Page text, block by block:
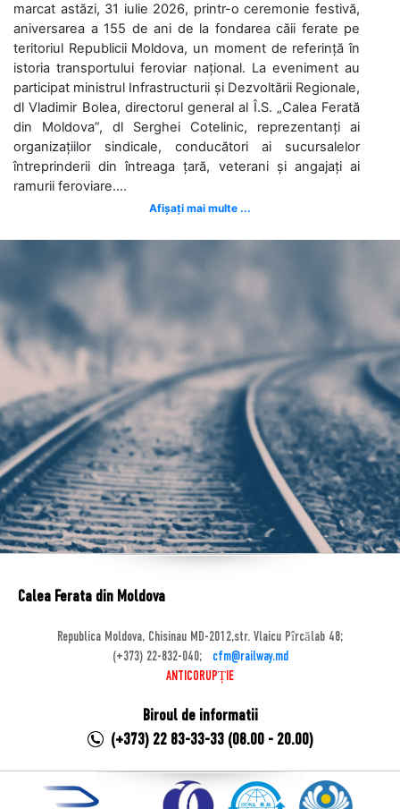
marcat astăzi, 31 iulie 2026, printr-o ceremonie festivă,
aniversarea a 155 de ani de la fondarea căii ferate pe
teritoriul Republicii Moldova, un moment de referință în
istoria transportului feroviar național. La eveniment au
participat ministrul Infrastructurii și Dezvoltării Regionale,
dl Vladimir Bolea, directorul general al Î.S. „Calea Ferată
din Moldova”, dl Serghei Cotelinic, reprezentanți ai
organizațiilor sindicale, conducători ai sucursalelor
întreprinderii din întreaga țară, veterani și angajați ai
ramurii feroviare....
Afișați mai multe ...
Calea Ferata din Moldova
Republica Moldova, Chisinau MD-2012,str. Vlaicu Pîrcălab 48;
(+373) 22-832-040;
cfm@railway.md
ANTICORUPȚIE
Biroul de informatii
(+373) 22 83-33-33 (08.00 - 20.00)